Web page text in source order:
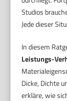
Studios
Jede dieser
In diesem
Leistungs-
Dicke, Dichte
erkläre, wie